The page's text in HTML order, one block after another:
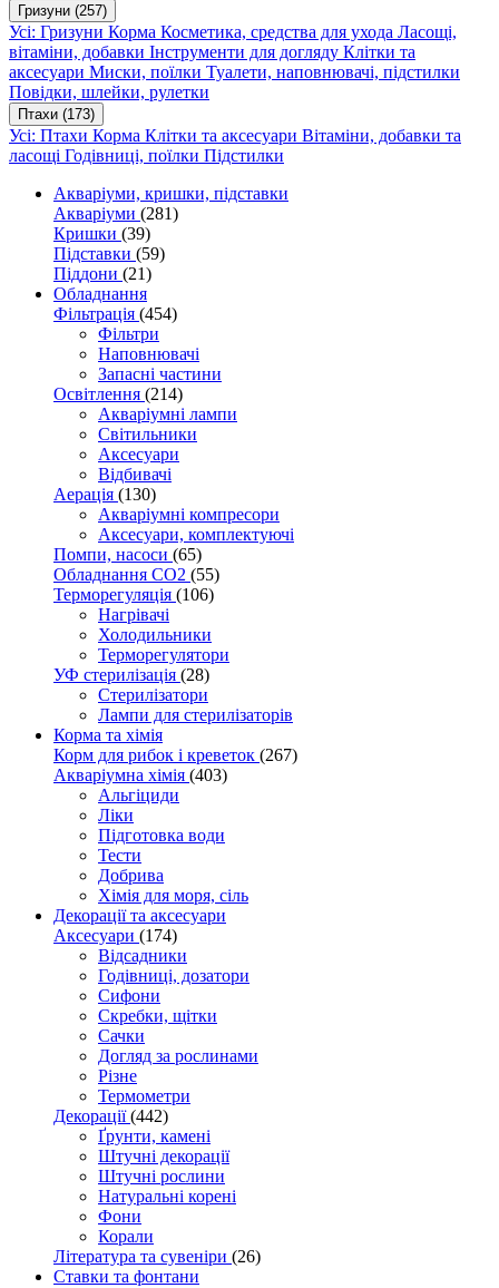
Гризуни (257)
Усі: Гризуни Корма Косметика, средства для ухода Ласощі,
вітаміни, добавки Інструменти для догляду Клітки та
аксесуари Миски, поїлки Туалети, наповнювачі, підстилки
Повідки, шлейки, рулетки
Птахи (173)
Усі: Птахи Корма Клітки та аксесуари Вітаміни, добавки та
ласощі Годівниці, поїлки Підстилки
Акваріуми, кришки, підставки
Акваріуми (281)
Кришки (39)
Підставки (59)
Піддони (21)
Обладнання
Фільтрація (454)
Фільтри
Наповнювачі
Запасні частини
Освітлення (214)
Акваріумні лампи
Світильники
Аксесуари
Відбивачі
Аерація (130)
Акваріумні компресори
Аксесуари, комплектуючі
Помпи, насоси (65)
Обладнання CO2 (55)
Терморегуляція (106)
Нагрівачі
Холодильники
Терморегулятори
УФ стерилізація (28)
Стерилізатори
Лампи для стерилізаторів
Корма та хімія
Корм для рибок і креветок (267)
Акваріумна хімія (403)
Альгіциди
Ліки
Підготовка води
Тести
Добрива
Хімія для моря, сіль
Декорації та аксесуари
Аксесуари (174)
Відсадники
Годівниці, дозатори
Сифони
Скребки, щітки
Сачки
Догляд за рослинами
Різне
Термометри
Декорації(442)
Ґрунти, камені
Штучні декорації
Штучні рослини
Натуральні корені
Фони
Корали
Література та сувеніри (26)
Ставки та фонтани